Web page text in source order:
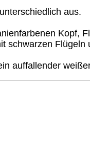
aus.
Kopf,
schwarzen Flügeln
auffallender